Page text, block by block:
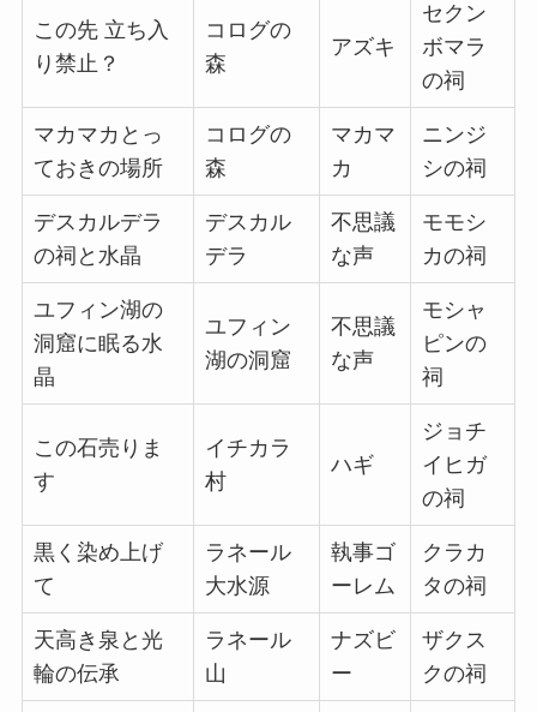
この先 立ち入
り禁止？
コログの
森
アズキ
セクン
ボマラ
の祠
マカマカとっ
ておきの場所
コログの
森
マカマ
カ
ニンジ
シの祠
デスカルデラ
の祠と水晶
デスカル
デラ
不思議
な声
モモシ
カの祠
ユフィン湖の
洞窟に眠る水
晶
ユフィン
湖の洞窟
不思議
な声
モシャ
ピンの
祠
この石売りま
す
イチカラ
村
ハギ
ジョチ
イヒガ
の祠
黒く染め上げ
て
ラネール
大水源
執事ゴ
ーレム
クラカ
タの祠
天高き泉と光
輪の伝承
ラネール
山
ナズビ
ー
ザクス
クの祠